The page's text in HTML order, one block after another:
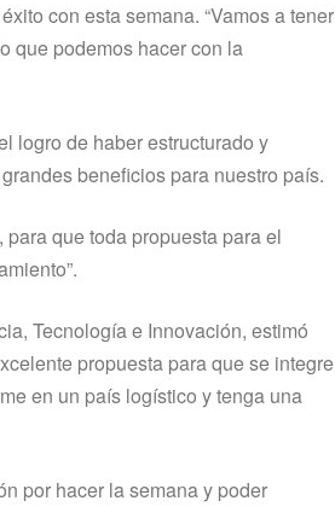
con esta semana. “Vamos a tener
que podemos hacer con la
logro de haber estructurado y
beneficios para nuestro país.
que toda propuesta para el
Tecnología e Innovación, estimó
propuesta para que se integre
en un país logístico y tenga una
por hacer la semana y poder